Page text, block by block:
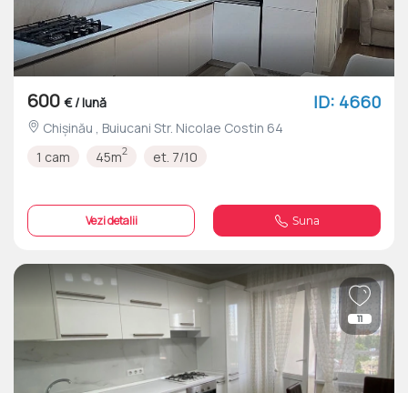
600 € / lună ID: 4660
Chișinău , Buiucani Str. Nicolae Costin 64
1 cam
45m2 et. 7/10
Vezi detalii Suna
11